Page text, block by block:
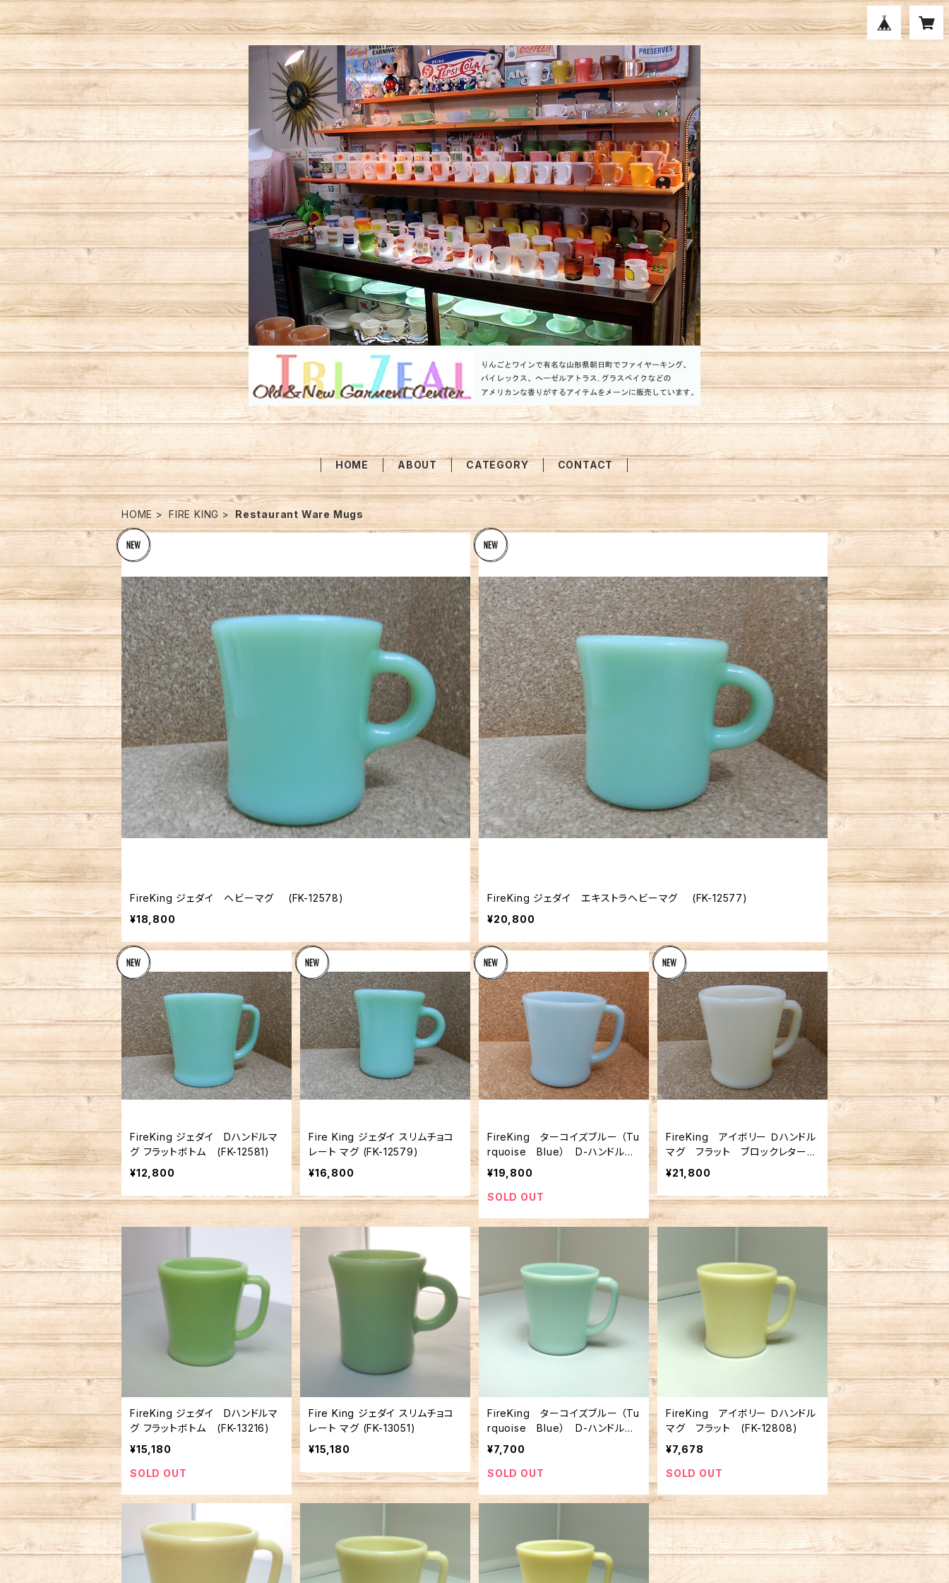
HOME ABOUT CATEGORY CONTACT
HOME FIRE KING Restaurant Ware Mugs
FireKing ジェダイ ヘビーマグ (FK-12578)
¥18,800
FireKing ジェダイ エキストラヘビーマグ (FK-12577)
¥20,800
FireKing ジェダイ Dハンドルマ
グ フラットボトム (FK-12581)
¥12,800
Fire King ジェダイ スリムチョコ
レート マグ (FK-12579)
¥16,800
FireKing ターコイズブルー （Tu
rquoise Blue） D-ハンドル
マグ FK-12580
¥19,800
SOLD OUT
FireKing アイボリー Ｄハンドル
マグ フラット ブロックレター（F
K-12582）
¥21,800
FireKing ジェダイ Dハンドルマ
グ フラットボトム (FK-13216)
¥15,180
SOLD OUT
Fire King ジェダイ スリムチョコ
レート マグ (FK-13051)
¥15,180
FireKing ターコイズブルー （Tu
rquoise Blue） D-ハンドル
マグ FK-12363
¥7,700
SOLD OUT
FireKing アイボリー Ｄハンドル
マグ フラット (FK-12808)
¥7,678
SOLD OUT